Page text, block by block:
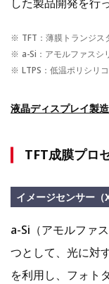
TFT：薄膜トランジ
a-Si：アモルファス
LTPS：低温ポリシリ
液晶ディスプレイ製
TFT成膜プロ
イメージセンサー（
a-Si（アモルファ
つとして、光に対
を利用し、フォト